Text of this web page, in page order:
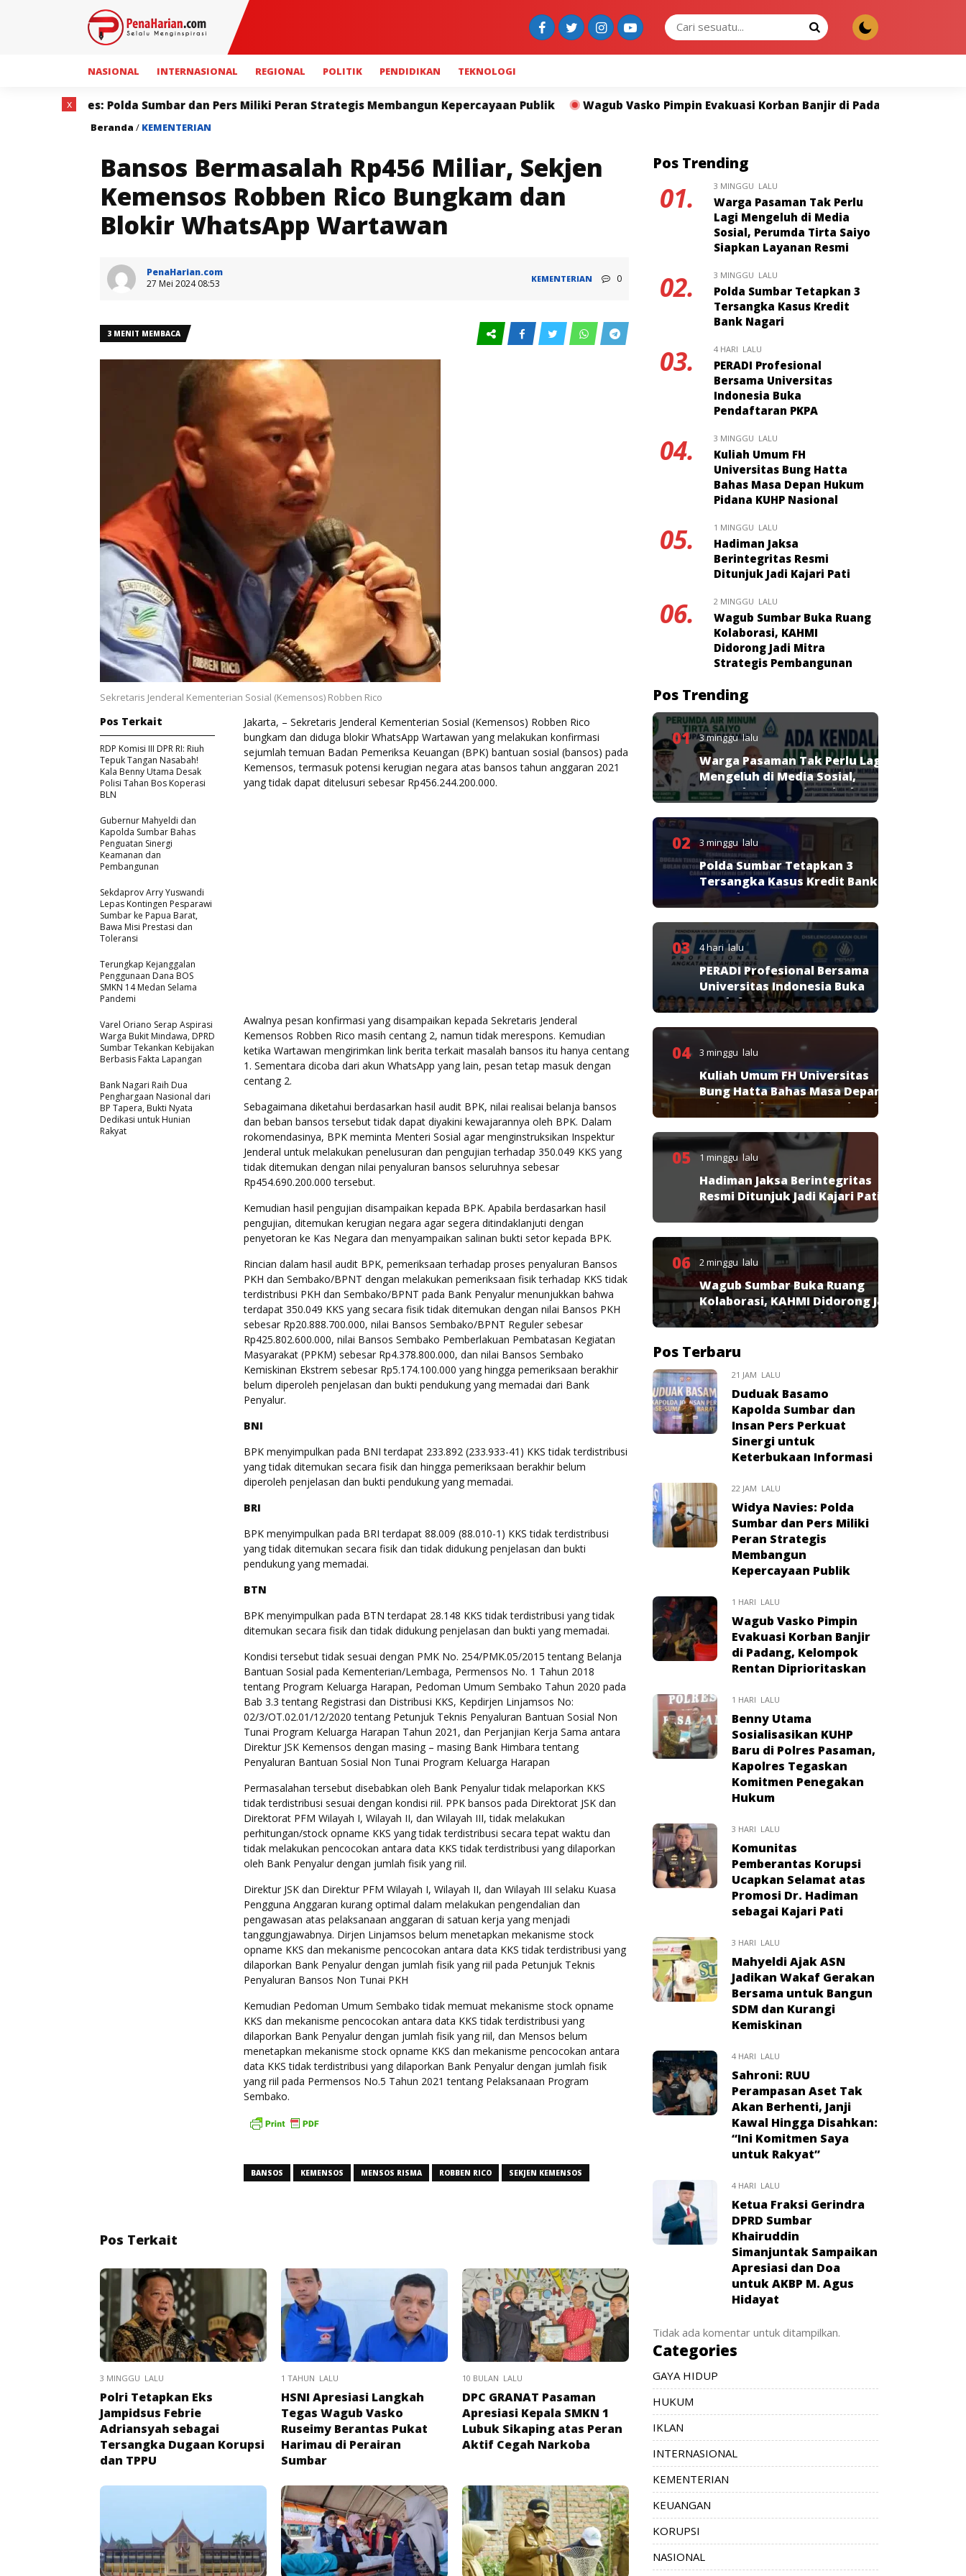
NASIONAL INTERNASIONAL REGIONAL POLITIK PENDIDIKAN TEKNOLOGI
dan Pers Miliki Peran Strategis Membangun Kepercayaan Publik Wagub Vasko Pimpin Evakuasi Korban Banjir di Padang, Kelompok Rentan Diprioritaskan
Beranda / KEMENTERIAN
Bansos Bermasalah Rp456 Miliar, Sekjen
Kemensos Robben Rico Bungkam dan
Blokir WhatsApp Wartawan
PenaHarian.com
27 Mei 2024 08:53
KEMENTERIAN 0
3 MENIT MEMBACA
Sekretaris Jenderal Kementerian Sosial (Kemensos) Robben Rico
Jakarta, – Sekretaris Jenderal Kementerian Sosial (Kemensos) Robben Rico
bungkam dan diduga blokir WhatsApp Wartawan yang melakukan konfirmasi
sejumlah temuan Badan Pemeriksa Keuangan (BPK) bantuan sosial (bansos) pada
Kemensos, termasuk potensi kerugian negara atas bansos tahun anggaran 2021
yang tidak dapat ditelusuri sebesar Rp456.244.200.000.
Awalnya pesan konfirmasi yang disampaikan kepada Sekretaris Jenderal
Kemensos Robben Rico masih centang 2, namun tidak merespons. Kemudian
ketika Wartawan mengirimkan link berita terkait masalah bansos itu hanya centang
1. Sementara dicoba dari akun WhatsApp yang lain, pesan tetap masuk dengan
centang 2.
Sebagaimana diketahui berdasarkan hasil audit BPK, nilai realisai belanja bansos
dan beban bansos tersebut tidak dapat diyakini kewajarannya oleh BPK. Dalam
rokomendasinya, BPK meminta Menteri Sosial agar menginstruksikan Inspektur
Jenderal untuk melakukan penelusuran dan pengujian terhadap 350.049 KKS yang
tidak ditemukan dengan nilai penyaluran bansos seluruhnya sebesar
Rp454.690.200.000 tersebut.
Kemudian hasil pengujian disampaikan kepada BPK. Apabila berdasarkan hasil
pengujian, ditemukan kerugian negara agar segera ditindaklanjuti dengan
penyetoran ke Kas Negara dan menyampaikan salinan bukti setor kepada BPK.
Rincian dalam hasil audit BPK, pemeriksaan terhadap proses penyaluran Bansos
PKH dan Sembako/BPNT dengan melakukan pemeriksaan fisik terhadap KKS tidak
terdistribusi PKH dan Sembako/BPNT pada Bank Penyalur menunjukkan bahwa
terdapat 350.049 KKS yang secara fisik tidak ditemukan dengan nilai Bansos PKH
sebesar Rp20.888.700.000, nilai Bansos Sembako/BPNT Reguler sebesar
Rp425.802.600.000, nilai Bansos Sembako Pemberlakuan Pembatasan Kegiatan
Masyarakat (PPKM) sebesar Rp4.378.800.000, dan nilai Bansos Sembako
Kemiskinan Ekstrem sebesar Rp5.174.100.000 yang hingga pemeriksaan berakhir
belum diperoleh penjelasan dan bukti pendukung yang memadai dari Bank
Penyalur.
BNI
BPK menyimpulkan pada BNI terdapat 233.892 (233.933-41) KKS tidak terdistribusi
yang tidak ditemukan secara fisik dan hingga pemeriksaan berakhir belum
diperoleh penjelasan dan bukti pendukung yang memadai.
BRI
BPK menyimpulkan pada BRI terdapat 88.009 (88.010-1) KKS tidak terdistribusi
yang tidak ditemukan secara fisik dan tidak didukung penjelasan dan bukti
pendukung yang memadai.
BTN
BPK menyimpulkan pada BTN terdapat 28.148 KKS tidak terdistribusi yang tidak
ditemukan secara fisik dan tidak didukung penjelasan dan bukti yang memadai.
Kondisi tersebut tidak sesuai dengan PMK No. 254/PMK.05/2015 tentang Belanja
Bantuan Sosial pada Kementerian/Lembaga, Permensos No. 1 Tahun 2018
tentang Program Keluarga Harapan, Pedoman Umum Sembako Tahun 2020 pada
Bab 3.3 tentang Registrasi dan Distribusi KKS, Kepdirjen Linjamsos No:
02/3/OT.02.01/12/2020 tentang Petunjuk Teknis Penyaluran Bantuan Sosial Non
Tunai Program Keluarga Harapan Tahun 2021, dan Perjanjian Kerja Sama antara
Direktur JSK Kemensos dengan masing – masing Bank Himbara tentang
Penyaluran Bantuan Sosial Non Tunai Program Keluarga Harapan
Permasalahan tersebut disebabkan oleh Bank Penyalur tidak melaporkan KKS
tidak terdistribusi sesuai dengan kondisi riil. PPK bansos pada Direktorat JSK dan
Direktorat PFM Wilayah I, Wilayah II, dan Wilayah III, tidak melakukan
perhitungan/stock opname KKS yang tidak terdistribusi secara tepat waktu dan
tidak melakukan pencocokan antara data KKS tidak terdistribusi yang dilaporkan
oleh Bank Penyalur dengan jumlah fisik yang riil.
Direktur JSK dan Direktur PFM Wilayah I, Wilayah II, dan Wilayah III selaku Kuasa
Pengguna Anggaran kurang optimal dalam melakukan pengendalian dan
pengawasan atas pelaksanaan anggaran di satuan kerja yang menjadi
tanggungjawabnya. Dirjen Linjamsos belum menetapkan mekanisme stock
opname KKS dan mekanisme pencocokan antara data KKS tidak terdistribusi yang
dilaporkan Bank Penyalur dengan jumlah fisik yang riil pada Petunjuk Teknis
Penyaluran Bansos Non Tunai PKH
Kemudian Pedoman Umum Sembako tidak memuat mekanisme stock opname
KKS dan mekanisme pencocokan antara data KKS tidak terdistribusi yang
dilaporkan Bank Penyalur dengan jumlah fisik yang riil, dan Mensos belum
menetapkan mekanisme stock opname KKS dan mekanisme pencocokan antara
data KKS tidak terdistribusi yang dilaporkan Bank Penyalur dengan jumlah fisik
yang riil pada Permensos No.5 Tahun 2021 tentang Pelaksanaan Program
Sembako.
BANSOS KEMENSOS MENSOS RISMA ROBBEN RICO SEKJEN KEMENSOS
Pos Terkait
RDP Komisi III DPR RI: Riuh
Tepuk Tangan Nasabah!
Kala Benny Utama Desak
Polisi Tahan Bos Koperasi
BLN
Gubernur Mahyeldi dan
Kapolda Sumbar Bahas
Penguatan Sinergi
Keamanan dan
Pembangunan
Sekdaprov Arry Yuswandi
Lepas Kontingen Pesparawi
Sumbar ke Papua Barat,
Bawa Misi Prestasi dan
Toleransi
Terungkap Kejanggalan
Penggunaan Dana BOS
SMKN 14 Medan Selama
Pandemi
Varel Oriano Serap Aspirasi
Warga Bukit Mindawa, DPRD
Sumbar Tekankan Kebijakan
Berbasis Fakta Lapangan
Bank Nagari Raih Dua
Penghargaan Nasional dari
BP Tapera, Bukti Nyata
Dedikasi untuk Hunian
Rakyat
Pos Terkait
3 MINGGU LALU
Polri Tetapkan Eks
Jampidsus Febrie
Adriansyah sebagai
Tersangka Dugaan Korupsi
dan TPPU
1 TAHUN LALU
HSNI Apresiasi Langkah
Tegas Wagub Vasko
Ruseimy Berantas Pukat
Harimau di Perairan
Sumbar
10 BULAN LALU
DPC GRANAT Pasaman
Apresiasi Kepala SMKN 1
Lubuk Sikaping atas Peran
Aktif Cegah Narkoba
Pos Trending
01. 3 MINGGU LALU
Warga Pasaman Tak Perlu
Lagi Mengeluh di Media
Sosial, Perumda Tirta Saiyo
Siapkan Layanan Resmi
02. 3 MINGGU LALU
Polda Sumbar Tetapkan 3
Tersangka Kasus Kredit
Bank Nagari
03. 4 HARI LALU
PERADI Profesional
Bersama Universitas
Indonesia Buka
Pendaftaran PKPA
04. 3 MINGGU LALU
Kuliah Umum FH
Universitas Bung Hatta
Bahas Masa Depan Hukum
Pidana KUHP Nasional
05. 1 MINGGU LALU
Hadiman Jaksa
Berintegritas Resmi
Ditunjuk Jadi Kajari Pati
06. 2 MINGGU LALU
Wagub Sumbar Buka Ruang
Kolaborasi, KAHMI
Didorong Jadi Mitra
Strategis Pembangunan
Pos Trending
01 3 minggu lalu
Warga Pasaman Tak Perlu Lagi
Mengeluh di Media Sosial,
Perumda Tirta Saiyo Siapkan
Layanan Resmi
02 3 minggu lalu
Polda Sumbar Tetapkan 3
Tersangka Kasus Kredit Bank
Nagari
03 4 hari lalu
PERADI Profesional Bersama
Universitas Indonesia Buka
Pendaftaran PKPA
04 3 minggu lalu
Kuliah Umum FH Universitas
Bung Hatta Bahas Masa Depan
Hukum Pidana KUHP Nasional
05 1 minggu lalu
Hadiman Jaksa Berintegritas
Resmi Ditunjuk Jadi Kajari Pati
06 2 minggu lalu
Wagub Sumbar Buka Ruang
Kolaborasi, KAHMI Didorong Jadi
Mitra Strategis Pembangunan
Pos Terbaru
21 JAM LALU
Duduak Basamo
Kapolda Sumbar dan
Insan Pers Perkuat
Sinergi untuk
Keterbukaan Informasi
22 JAM LALU
Widya Navies: Polda
Sumbar dan Pers Miliki
Peran Strategis
Membangun
Kepercayaan Publik
1 HARI LALU
Wagub Vasko Pimpin
Evakuasi Korban Banjir
di Padang, Kelompok
Rentan Diprioritaskan
1 HARI LALU
Benny Utama
Sosialisasikan KUHP
Baru di Polres Pasaman,
Kapolres Tegaskan
Komitmen Penegakan
Hukum
3 HARI LALU
Komunitas
Pemberantas Korupsi
Ucapkan Selamat atas
Promosi Dr. Hadiman
sebagai Kajari Pati
3 HARI LALU
Mahyeldi Ajak ASN
Jadikan Wakaf Gerakan
Bersama untuk Bangun
SDM dan Kurangi
Kemiskinan
4 HARI LALU
Sahroni: RUU
Perampasan Aset Tak
Akan Berhenti, Janji
Kawal Hingga Disahkan:
“Ini Komitmen Saya
untuk Rakyat”
4 HARI LALU
Ketua Fraksi Gerindra
DPRD Sumbar
Khairuddin
Simanjuntak Sampaikan
Apresiasi dan Doa
untuk AKBP M. Agus
Hidayat
Tidak ada komentar untuk ditampilkan.
Categories
GAYA HIDUP
HUKUM
IKLAN
INTERNASIONAL
KEMENTERIAN
KEUANGAN
KORUPSI
NASIONAL
x